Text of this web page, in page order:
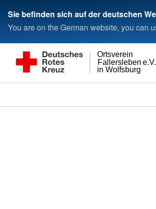
Sie befinden sich auf der deutschen
You are on the German website, you can
in Wolfsburg
Fallersleben e.V.
Ortsverein